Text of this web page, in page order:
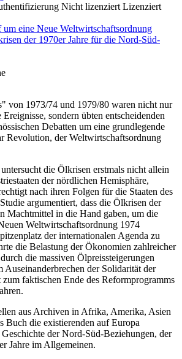
Nicht lizenziert Lizenziert
eine Neue Weltwirtschaftsordnung
der 1970er Jahre für die Nord-Süd-
von 1973/74 und 1979/80 waren nicht nur
sondern übten entscheidenden
Debatten um eine grundlegende
Revolution, der Weltwirtschaftsordnung
die Ölkrisen erstmals nicht allein
der nördlichen Hemisphäre,
nach ihren Folgen für die Staaten des
argumentiert, dass die Ölkrisen der
Machtmittel in die Hand gaben, um die
Weltwirtschaftsordnung 1974
der internationalen Agenda zu
die Belastung der Ökonomien zahlreicher
die massiven Ölpreissteigerungen
der Solidarität der
faktischen Ende des Reformprogramms
aus Archiven in Afrika, Amerika, Asien
Buch die existierenden auf Europa
der Nord-Süd-Beziehungen, der
Jahre im Allgemeinen.